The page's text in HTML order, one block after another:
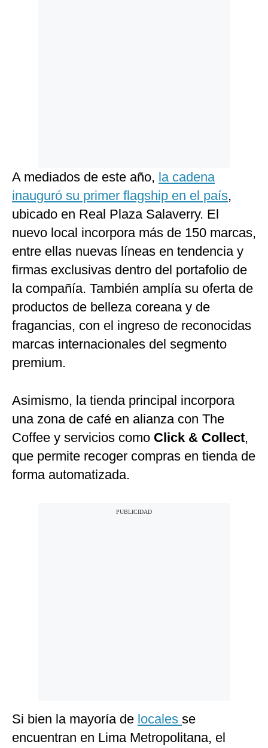
A mediados de este año, la cadena
inauguró su primer flagship en el país,
ubicado en Real Plaza Salaverry. El
nuevo local incorpora más de 150 marcas,
entre ellas nuevas líneas en tendencia y
firmas exclusivas dentro del portafolio de
la compañía. También amplía su oferta de
productos de belleza coreana y de
fragancias, con el ingreso de reconocidas
marcas internacionales del segmento
premium.
Asimismo, la tienda principal incorpora
una zona de café en alianza con The
Coffee y servicios como Click & Collect,
que permite recoger compras en tienda de
forma automatizada.
Si bien la mayoría de locales se
encuentran en Lima Metropolitana, el